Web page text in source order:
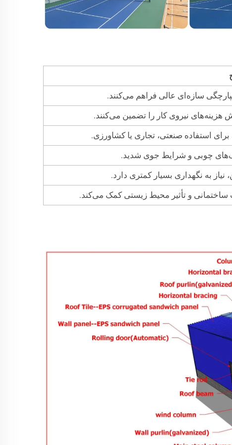
سازه‌ای عالی فراهم می‌کنند.
نیروی کار را تضمین می‌کنند.
استفاده صنعتی، تجاری یا کشاورزی.
چوبی و شرایط جوی شدید.
نیاز به نگهداری بسیار کمتری دارد.
ساختمانی و تأثیر محیط زیستی کمک می‌کند.